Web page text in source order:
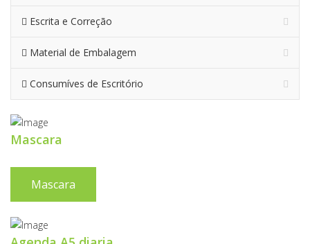
Escrita e Correção
Material de Embalagem
Consumíves de Escritório
Mascara
Mascara